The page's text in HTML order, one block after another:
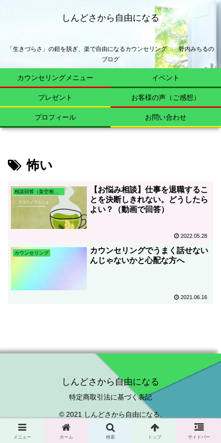
しんどさから自由になる
「生きづらさ」の鎧を脱ぎ、楽で自由になるカウンセリング 野内みちるの
ブログ
カウンセリングメニュー イベント
プレゼント お客様の声（ご感想）
プロフィール お問い合わせ
怖い
【お悩み相談】仕事を退職するこ
とを決断しきれない。どうしたら
よい？（動画で回答）
2022.05.28
カウンセリング
カウンセリングでうまく話せない
んじゃないかと心配な方へ
2021.06.16
しんどさから自由になる
特定商取引法に基づく表記
© 2021 しんどさから自由になる.
メニュー ホーム 検索 トップ サイドバー